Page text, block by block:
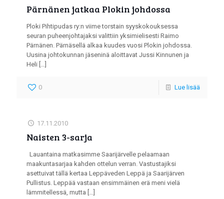
Pärnänen jatkaa Plokin johdossa
Ploki Pihtipudas ry:n viime torstain syyskokouksessa
seuran puheenjohtajaksi valittiin yksimielisesti Raimo
Pärnänen. Pärnäsellä alkaa kuudes vuosi Plokin johdossa.
Uusina johtokunnan jäseninä aloittavat Jussi Kinnunen ja
Heli […]
0 Lue lisää
17.11.2010
Naisten 3-sarja
Lauantaina matkasimme Saarijärvelle pelaamaan
maakuntasarjaa kahden ottelun verran. Vastustajiksi
asettuivat tällä kertaa Leppäveden Leppä ja Saarijärven
Pullistus. Leppää vastaan ensimmäinen erä meni vielä
lämmitellessä, mutta […]